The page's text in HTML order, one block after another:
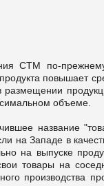
СТМ по-
повышает
объеме.
название
на Западе в
на выпуске
товары на
производства